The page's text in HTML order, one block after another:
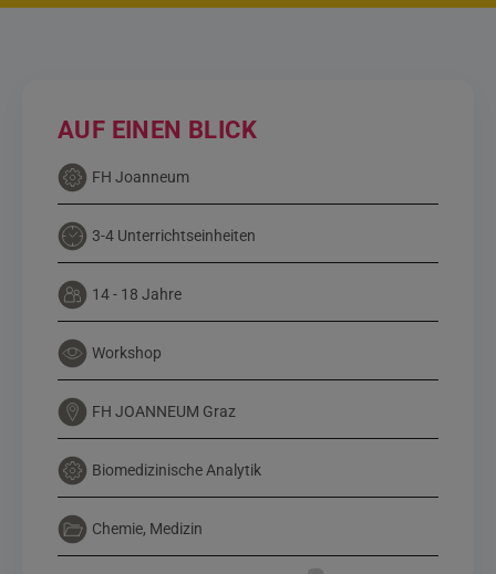
AUF EINEN BLICK
FH Joanneum
3-4 Unterrichtseinheiten
14 - 18 Jahre
Workshop
FH JOANNEUM Graz
Biomedizinische Analytik
Chemie, Medizin